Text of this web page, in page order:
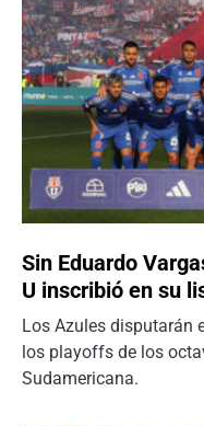
Sin Eduardo
U inscribió en su
Los Azules disputarán
los playoffs de los
Sudamericana.